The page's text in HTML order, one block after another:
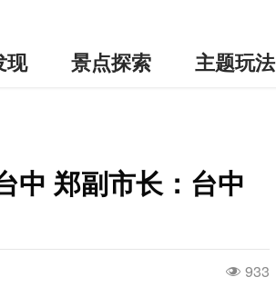
现 景点探索 主题玩法
中 郑副市长：台中
933